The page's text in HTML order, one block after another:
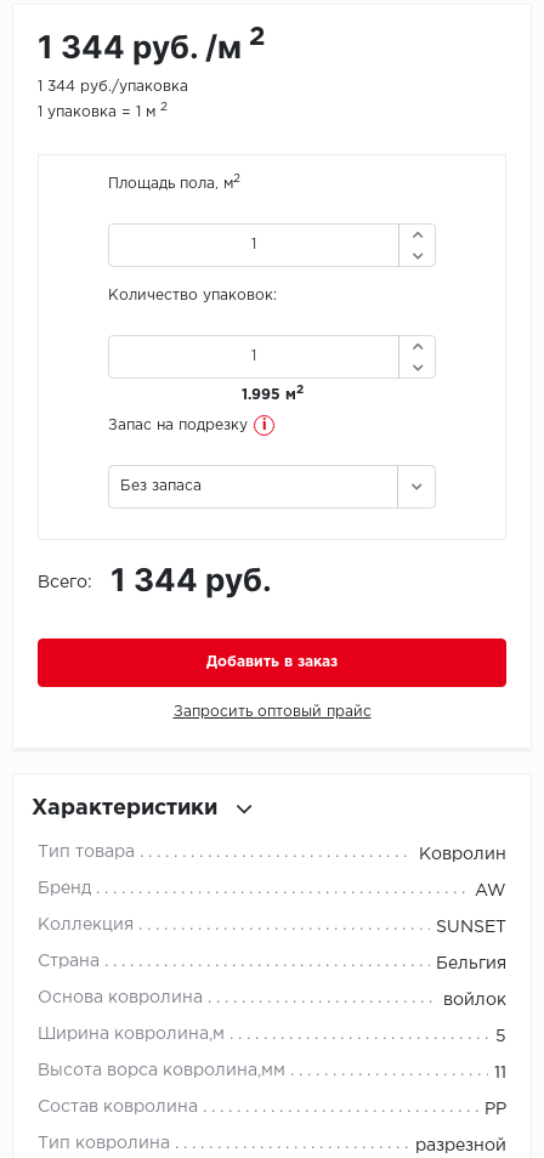
Icon Floor
Jinan PDM
Made in Belgium
Moduleo
Natisston
1 344 руб. /м 2
1 344 руб./упаковка
1 упаковка = 1 м 2
Площадь пола, м2
Количество упаковок:
1.995 м2
Запас на подрезку i
Без запаса
Всего: 1 344 руб.
Добавить в заказ
Запросить оптовый прайс
Характеристики
Тип товара Ковролин
Бренд AW
Коллекция SUNSET
Страна Бельгия
Основа ковролина войлок
Ширина ковролина,м 5
Высота ворса ковролина,мм
Состав ковролина PP
Тип ковролина разрезной